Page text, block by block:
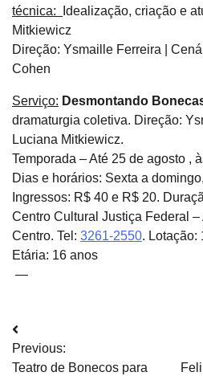
técnica:
Idealização, criação e
Mitkiewicz
Direção: Ysmaille Ferreira |
Cohen
Serviço: Desmontando
dramaturgia coletiva. Direção:
Luciana Mitkiewicz.
Temporada – Até 25 de agosto ,
Dias e horários: Sexta a
Ingressos: R$ 40 e R$ 20.
Centro Cultural Justiça Federal –
Centro. Tel: 3261-2550. Lotação:
Etária: 16 anos
—
Navegação
de
Previous:
Teatro de Bonecos para